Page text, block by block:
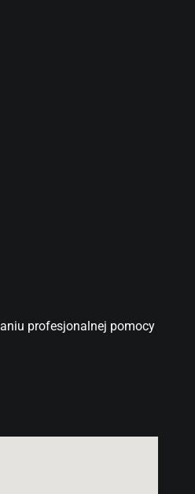
profesjonalnej pomocy